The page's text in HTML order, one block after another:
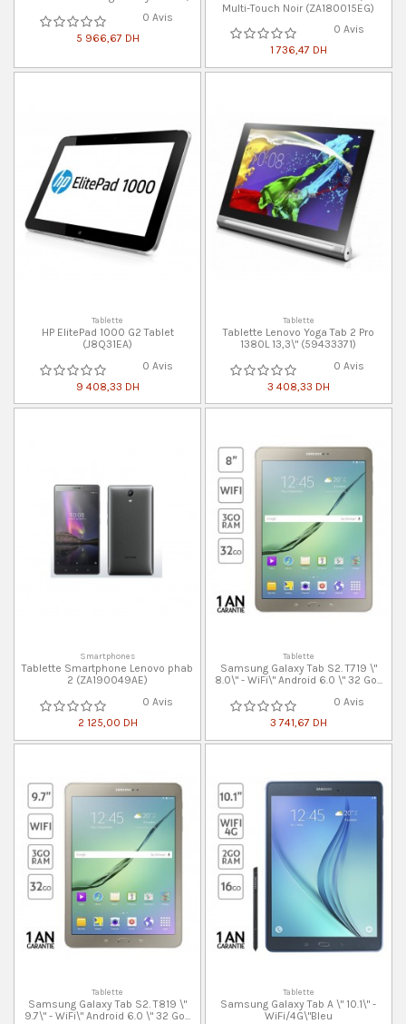
0 Avis
5 966,67 DH
Multi-Touch Noir (ZA180015EG)
0 Avis
1 736,47 DH
Tablette
HP ElitePad 1000 G2 Tablet
(J8Q31EA)
0 Avis
9 408,33 DH
Tablette
Tablette Lenovo Yoga Tab 2 Pro
1380L 13,3\" (59433371)
0 Avis
3 408,33 DH
Smartphones
Tablette Smartphone Lenovo phab
2 (ZA190049AE)
0 Avis
2 125,00 DH
Tablette
Samsung Galaxy Tab S2. T719 \"
8.0\" - WiFi\" Android 6.0 \" 32 Go...
0 Avis
3 741,67 DH
Tablette
Samsung Galaxy Tab S2. T819 \"
9.7\" - WiFi\" Android 6.0 \" 32 Go...
Tablette
Samsung Galaxy Tab A \" 10.1\" -
WiFi/4G\"Bleu